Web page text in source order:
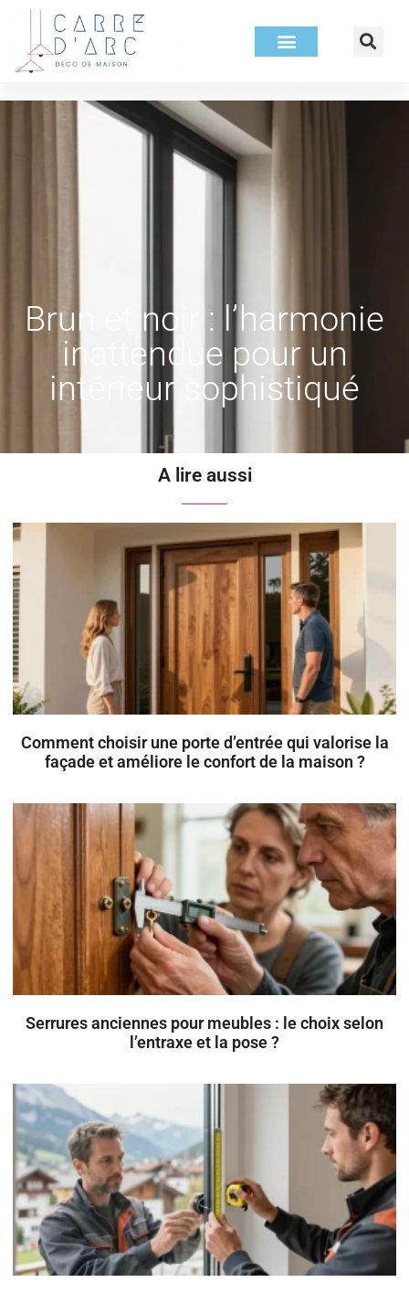
Brun et noir : l’harmonie
inattendue pour un
intérieur sophistiqué
A lire aussi
Comment choisir une porte d’entrée qui valorise la
façade et améliore le confort de la maison ?
Serrures anciennes pour meubles : le choix selon
l’entraxe et la pose ?